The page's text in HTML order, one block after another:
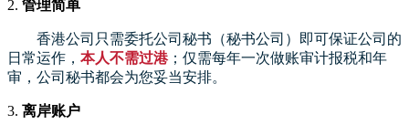
2. 管理简单
香港公司只需委托公司秘书（秘书公司）即可保证公司的
日常运作， 本人不需过港；仅需每年一次做账审计报税和年
审，公司秘书都会为您妥当安排。
3. 离岸账户